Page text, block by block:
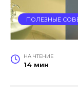
ПОЛЕЗНЫЕ
НА ЧТЕНИЕ
14 мин